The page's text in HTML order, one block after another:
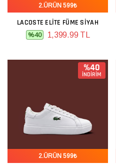
2.ÜRÜN 599₺
LACOSTE ELITE FÜME SIYAH
%40 1,399.99 TL
%40
İNDİRİM
2.ÜRÜN 599₺